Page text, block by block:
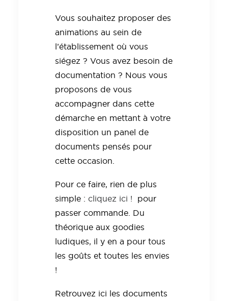
Vous souhaitez proposer des
animations au sein de
l’établissement où vous
siégez ? Vous avez besoin de
documentation ? Nous vous
proposons de vous
accompagner dans cette
démarche en mettant à votre
disposition un panel de
documents pensés pour
cette occasion.
Pour ce faire, rien de plus
simple : cliquez ici ! pour
passer commande. Du
théorique aux goodies
ludiques, il y en a pour tous
les goûts et toutes les envies
!
Retrouvez ici les documents